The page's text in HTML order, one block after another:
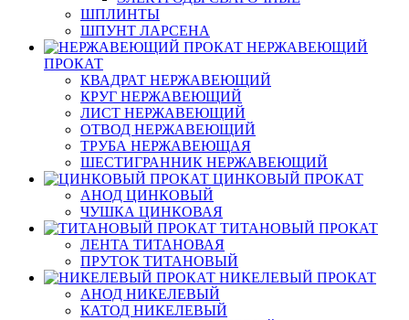
ШПЛИНТЫ
ШПУНТ ЛАРСЕНА
НЕРЖАВЕЮЩИЙ
ПРОКАТ
КВАДРАТ НЕРЖАВЕЮЩИЙ
КРУГ НЕРЖАВЕЮЩИЙ
ЛИСТ НЕРЖАВЕЮЩИЙ
ОТВОД НЕРЖАВЕЮЩИЙ
ТРУБА НЕРЖАВЕЮЩАЯ
ШЕСТИГРАННИК НЕРЖАВЕЮЩИЙ
ЦИНКОВЫЙ ПРОКАТ
АНОД ЦИНКОВЫЙ
ЧУШКА ЦИНКОВАЯ
ТИТАНОВЫЙ ПРОКАТ
ЛЕНТА ТИТАНОВАЯ
ПРУТОК ТИТАНОВЫЙ
НИКЕЛЕВЫЙ ПРОКАТ
АНОД НИКЕЛЕВЫЙ
КАТОД НИКЕЛЕВЫЙ